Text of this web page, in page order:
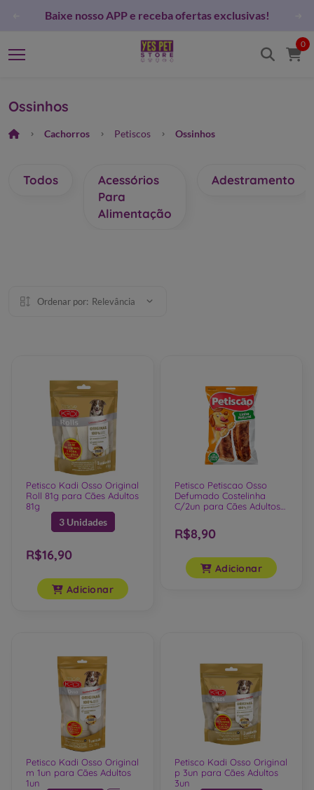
PET STORE nas redes sociais e fique por dentro das
0
Ossinhos
Acessórios
Para
Alimentação
Petisco Kadi Osso Original
Roll 81g para Cães Adultos
3 Unidades
R$16,90
Adicionar
Petisco Petiscao Osso
Defumado Costelinha
2un
R$8,90
Adicionar
Petisco Kadi Osso Original
m 1un para Cães Adultos
Petisco Kadi Osso Original
p 3un para Cães Adultos